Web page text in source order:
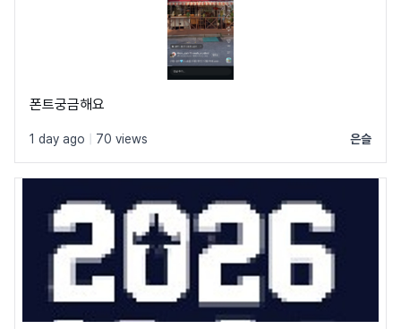
폰트궁금해요
1 day ago 70 views 은슬